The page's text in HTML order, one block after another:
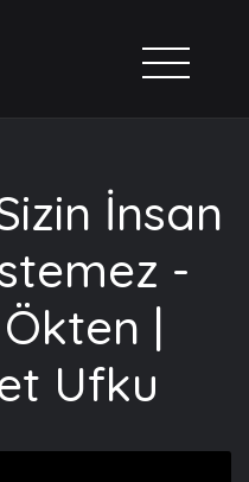
İnsan
-
|
Ufku